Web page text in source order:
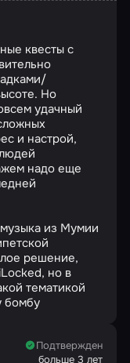
квесты с
Но
удачный
и настрой,
надо еще
из Мумии
решение,
но в
тематикой
бомбу
Подтвержден
больше 3 лет